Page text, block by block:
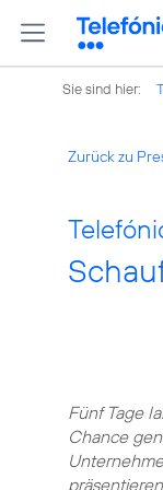
Sie sind hier:
Zurück zu
Fünf Tage
Chance